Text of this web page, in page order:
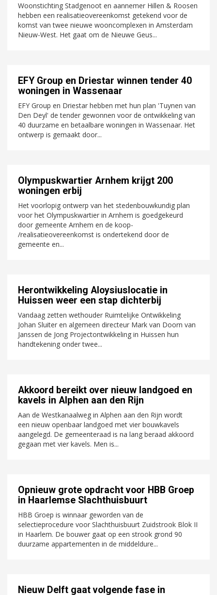
Woonstichting Stadgenoot en aannemer Hillen & Roosen
hebben een realisatieovereenkomst getekend voor de
komst van twee nieuwe wooncomplexen in Amsterdam
Nieuw-West. Het gaat om de Nieuwe Geus...
EFY Group en Driestar winnen tender 40
woningen in Wassenaar
EFY Group en Driestar hebben met hun plan 'Tuynen van
Den Deyl' de tender gewonnen voor de ontwikkeling van
40 duurzame en betaalbare woningen in Wassenaar. Het
ontwerp is gemaakt door...
Olympuskwartier Arnhem krijgt 200
woningen erbij
Het voorlopig ontwerp van het stedenbouwkundig plan
voor het Olympuskwartier in Arnhem is goedgekeurd
door gemeente Arnhem en de koop-
/realisatieovereenkomst is ondertekend door de
gemeente en...
Herontwikkeling Aloysiuslocatie in
Huissen weer een stap dichterbij
Vandaag zetten wethouder Ruimtelijke Ontwikkeling
Johan Sluiter en algemeen directeur Mark van Doorn van
Janssen de Jong Projectontwikkeling in Huissen hun
handtekening onder twee...
Akkoord bereikt over nieuw landgoed en
kavels in Alphen aan den Rijn
Aan de Westkanaalweg in Alphen aan den Rijn wordt
een nieuw openbaar landgoed met vier bouwkavels
aangelegd. De gemeenteraad is na lang beraad akkoord
gegaan met vier kavels. Men is...
Opnieuw grote opdracht voor HBB Groep
in Haarlemse Slachthuisbuurt
HBB Groep is winnaar geworden van de
selectieprocedure voor Slachthuisbuurt Zuidstrook Blok II
in Haarlem. De bouwer gaat op een strook grond 90
duurzame appartementen in de middeldure...
Nieuw Delft gaat volgende fase in